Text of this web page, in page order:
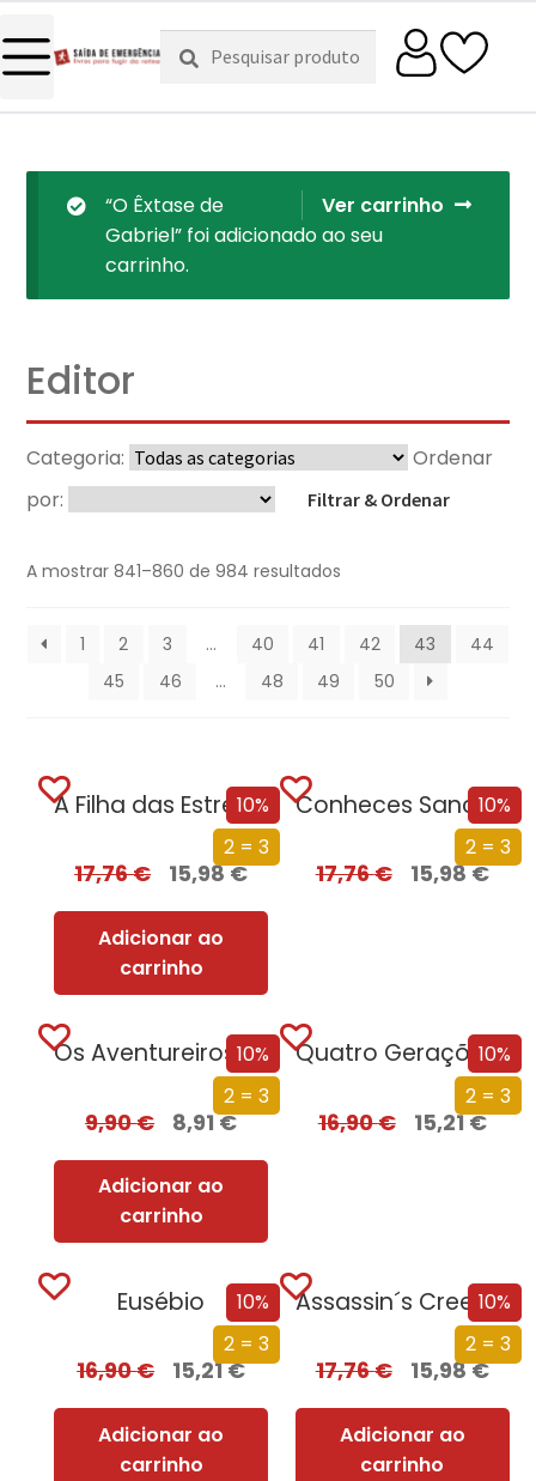
Pesquisar
por:
Pesquisa
Ver carrinho
“O Êxtase de
Gabriel” foi adicionado ao seu
carrinho.
Editor
Categoria:
Ordenar
por:
Filtrar & Ordenar
A mostrar 841–860 de 984 resultados
1 2 3 … 40 41 42 43
44
45
46 … 48 49 50
10%
2 = 3
A Filha das Estrelas
17,76€ 15,98€
Adicionar ao
carrinho
10%
2 = 3
Conheces Sancho?
17,76€ 15,98€
10%
2 = 3
Os Aventureiros – O Enigma da Lagoa
9,90€ 8,91€
Adicionar ao
carrinho
10%
2 = 3
Quatro Gerações à Mesa
16,90€ 15,21€
10%
2 = 3
Eusébio
16,90€ 15,21€
Adicionar ao
carrinho
10%
2 = 3
Assassin´s Creed – Submundo
17,76€ 15,98€
Adicionar ao
carrinho